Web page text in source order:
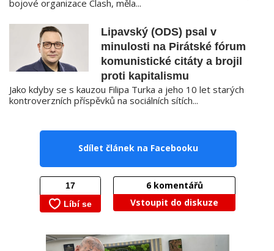
bojové organizace Clash, měla...
Lipavský (ODS) psal v
minulosti na Pirátské fórum
komunistické citáty a brojil
proti kapitalismu
Jako kdyby se s kauzou Filipa Turka a jeho 10 let starých
kontroverzních příspěvků na sociálních sítích...
Sdílet článek na Facebooku
6komentářů
Vstoupit do diskuze